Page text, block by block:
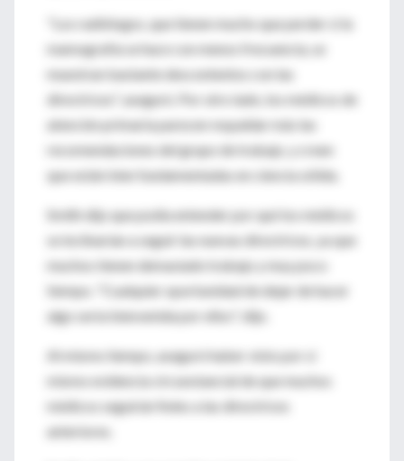
"Los radiólogos, que tienen mucho que perder si la
mamografía se hace con menos frecuencia, se
muestran bastante descontentos con las
directrices", aseguró. Por otro lado, los médicos de
atención primaria parecen respaldar más las
recomendaciones del grupo de trabajo, y creen
que están bien fundamentadas en ciencia sólida.
Smith dijo que podía entender por qué los médicos
se inclinarían a seguir las nuevas directrices, ya que
muchos tienen demasiado trabajo y muy poco
tiempo. "Cualquier oportunidad de dejar de hacer
algo sería bienvenida por ellos", dijo.
Al mismo tiempo, aseguró haber visto por sí
mismo evidencia circunstancial de que muchos
médicos seguirán fieles a las directrices
anteriores.